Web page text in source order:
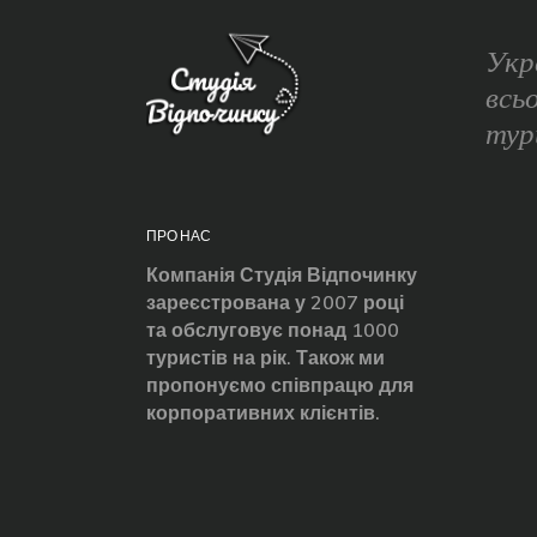
ПРО НАС
Компанія Студія Відпочинку
зареєстрована у 2007 році
та обслуговує понад 1000
туристів на рік. Також ми
пропонуємо співпрацю для
корпоративних клієнтів.